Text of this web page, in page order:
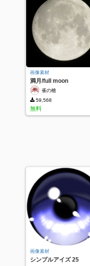
画像素材
満月/full moon
雀の槍
59,568
無料
画像素材
シンプルアイズ 25